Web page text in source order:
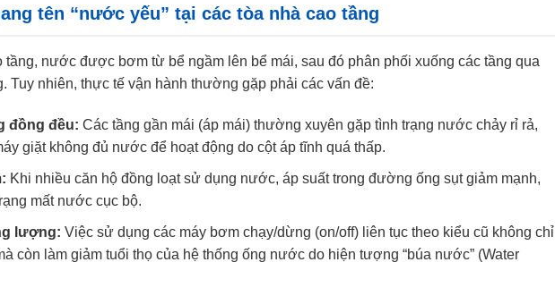
tên “nước yếu” tại các tòa nhà cao tầng
tầng, nước được bơm từ bể ngầm lên bể mái, sau đó phân phối xuống các tầng qua
Tuy nhiên, thực tế vận hành thường gặp phải các vấn đề:
đồng đều: Các tầng gần mái (áp mái) thường xuyên gặp tình trạng nước chảy rỉ rả,
giặt không đủ nước để hoạt động do cột áp tĩnh quá thấp.
Khi nhiều căn hộ đồng loạt sử dụng nước, áp suất trong đường ống sụt giảm mạnh,
mất nước cục bộ.
lượng: Việc sử dụng các máy bơm chạy/dừng (on/off) liên tục theo kiểu cũ không chỉ
còn làm giảm tuổi thọ của hệ thống ống nước do hiện tượng “búa nước” (Water